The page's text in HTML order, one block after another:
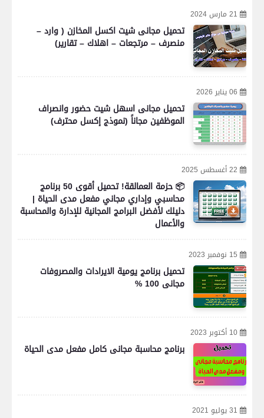
21 مارس 2024
تحميل مجانى شيت اكسل المخازن ( وارد –
منصرف – مرتجعات – اهلاك – تقارير)
06 يناير 2026
تحميل مجانى اسهل شيت حضور وانصراف
الموظفين مجاناً (نموذج إكسل محترف)
22 أغسطس 2025
📦 حزمة العمالقة! تحميل أقوى 50 برنامج
محاسبي وإداري مجاني مفعل مدى الحياة |
دليلك لأفضل البرامج المجانية للإدارة والمحاسبة
والأعمال
15 نوفمبر 2023
تحميل برنامج يومية الايرادات والمصروفات
مجانى 100 %
10 أكتوبر 2023
برنامج محاسبة مجانى كامل مفعل مدى الحياة
31 يوليو 2021